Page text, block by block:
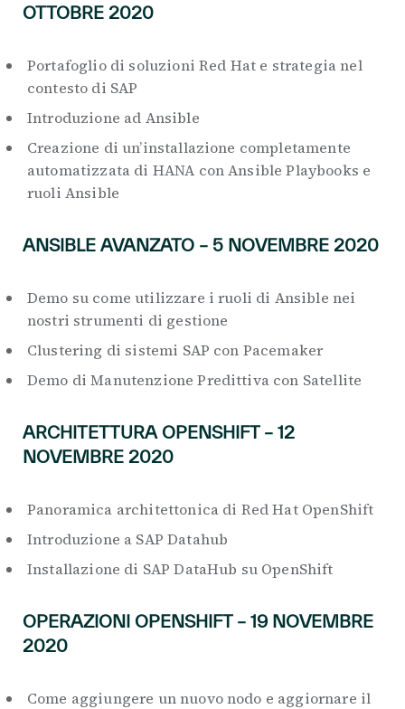
OTTOBRE 2020
Portafoglio di soluzioni Red Hat e strategia nel
contesto di SAP
Introduzione ad Ansible
Creazione di un’installazione completamente
automatizzata di HANA con Ansible Playbooks e
ruoli Ansible
ANSIBLE AVANZATO – 5 NOVEMBRE 2020
Demo su come utilizzare i ruoli di Ansible nei
nostri strumenti di gestione
Clustering di sistemi SAP con Pacemaker
Demo di Manutenzione Predittiva con Satellite
ARCHITETTURA OPENSHIFT – 12
NOVEMBRE 2020
Panoramica architettonica di Red Hat OpenShift
Introduzione a SAP Datahub
Installazione di SAP DataHub su OpenShift
OPERAZIONI OPENSHIFT – 19 NOVEMBRE
2020
Come aggiungere un nuovo nodo e aggiornare il